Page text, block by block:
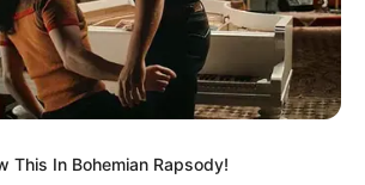
Bo-ah
of Angel, Best of All, Kkamshi, and
This In Bohemian Rapsody!